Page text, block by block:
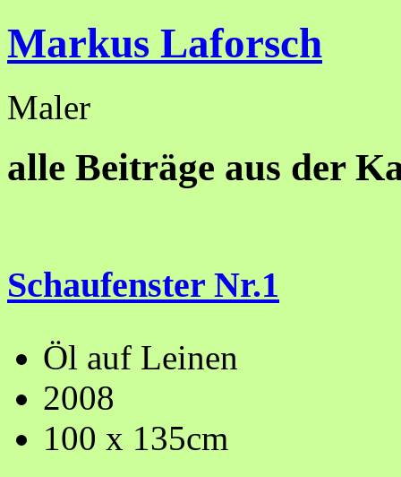
Markus Laforsch
Maler
alle Beiträge aus der
Schaufenster Nr.1
Öl auf Leinen
2008
100 x 135cm